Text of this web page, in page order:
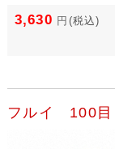
3,630 円 (税込)
フルイ 100